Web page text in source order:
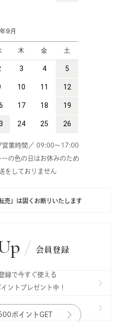
営業時間／ 09:00～17:00
の色の日はお休みのため
をしておりません
売」は固くお断りいたします
会員登録
録で今すぐ使える
ントプレゼント中！
ポイントGET